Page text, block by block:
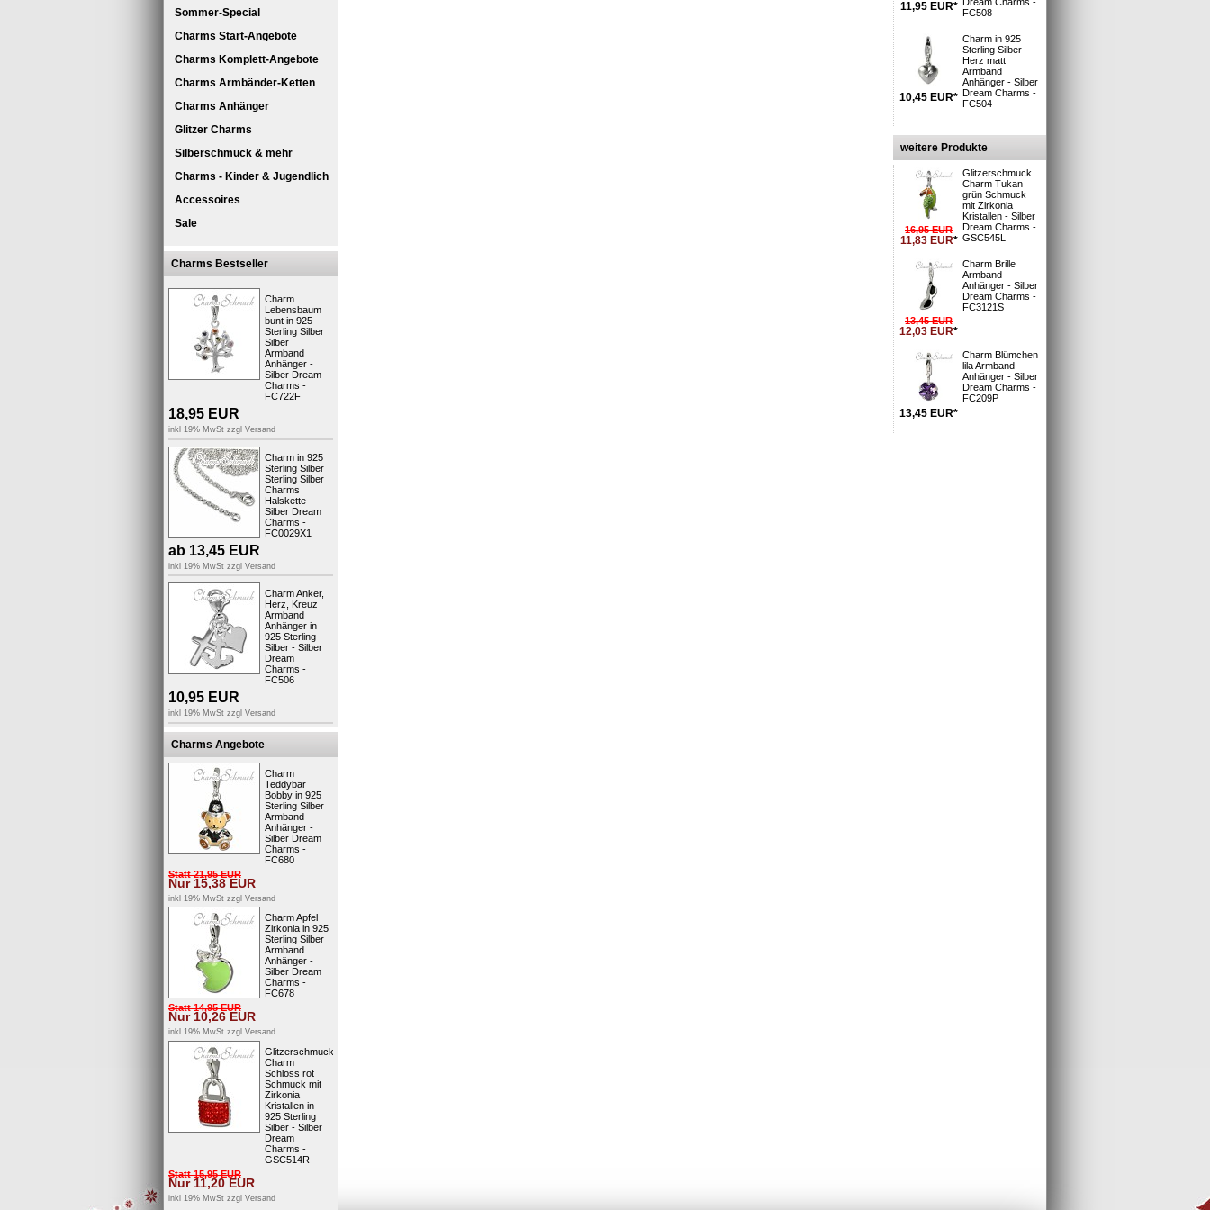
Sommer-Special
Charms Start-Angebote
Charms Komplett-Angebote
Charms Armbänder-Ketten
Charms Anhänger
Glitzer Charms
Silberschmuck & mehr
Charms - Kinder & Jugendlich
Accessoires
Sale
Charms Bestseller
Charm
Lebensbaum
bunt in 925
Sterling Silber
Silber
Armband
Anhänger -
Silber Dream
Charms -
FC722F
18,95 EUR
inkl 19% MwSt zzgl Versand
Charm in 925
Sterling Silber
Sterling Silber
Charms
Halskette -
Silber Dream
Charms -
FC0029X1
ab 13,45 EUR
inkl 19% MwSt zzgl Versand
Charm Anker,
Herz, Kreuz
Armband
Anhänger in
925 Sterling
Silber - Silber
Dream
Charms -
FC506
10,95 EUR
inkl 19% MwSt zzgl Versand
Charms Angebote
Charm
Teddybär
Bobby in 925
Sterling Silber
Armband
Anhänger -
Silber Dream
Charms -
FC680
Statt21,95EUR
Nur15,38EUR
inkl 19% MwSt zzgl Versand
Charm Apfel
Zirkonia in 925
Sterling Silber
Armband
Anhänger -
Silber Dream
Charms -
FC678
Statt14,95EUR
Nur 10,26 EUR
inkl 19% MwSt zzgl Versand
Glitzerschmuck
Charm
Schloss rot
Schmuck mit
Zirkonia
Kristallen in
925 Sterling
Silber - Silber
Dream
Charms -
GSC514R
Statt15,95EUR
Nur11,20EUR
inkl 19% MwSt zzgl Versand
11,95 EUR* FC508
10,45 EUR*
Charm in 925
Sterling Silber
Herz matt
Armband
Anhänger - Silber
Dream Charms -
FC504
weitere Produkte
16,95EUR
11,83 EUR*
Glitzerschmuck
Charm Tukan
grün Schmuck
mit Zirkonia
Kristallen - Silber
Dream Charms -
GSC545L
13,45EUR
12,03 EUR*
Charm Brille
Armband
Anhänger - Silber
Dream Charms -
FC3121S
13,45 EUR*
Charm Blümchen
lila Armband
Anhänger - Silber
Dream Charms -
FC209P